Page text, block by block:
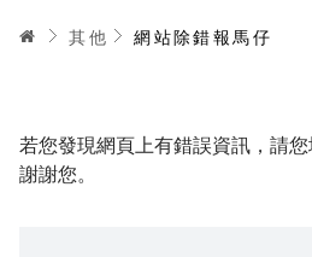
首頁其他 網站除錯報馬仔
若您發現網頁上有錯誤資訊，請您
謝謝您。